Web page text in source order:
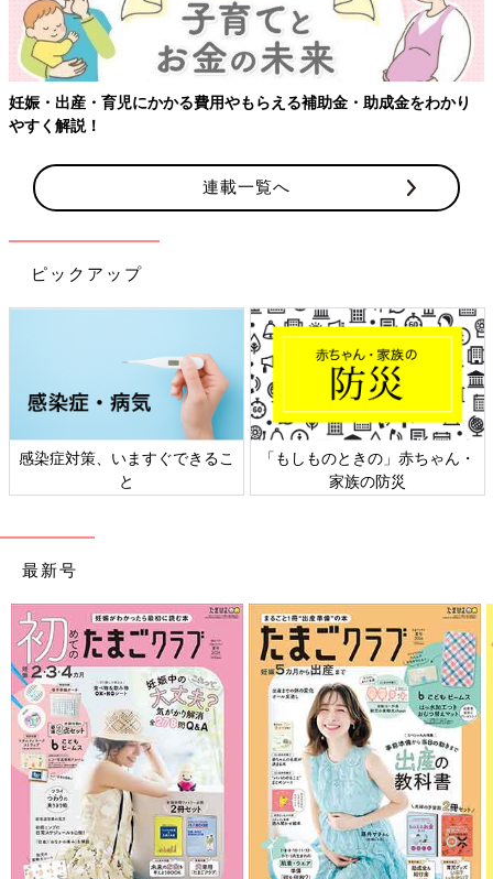
妊娠・出産・育児にかかる費用やもらえる補助金・助成金をわかり
やすく解説！
連載一覧へ
ピックアップ
感染症対策、いますぐできるこ
と
「もしものときの」赤ちゃん・
家族の防災
最新号